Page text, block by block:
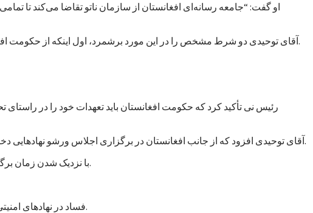
او گفت: “جامعه رسانه‌ای افغانستان از سازمان ناتو تقاضا می‌کند تا
آقای توحیدی دو شرط مشخص را در این مورد برشمرد، اول اینکه از حکومت افغانستان خواسته شود که عاملان خشونت علیه خبرنگاران را مجازات کند و دوم از رسانه‌های آزاد حمایت مالی و معنوی به عمل آورد.
رئیس نی تأکید کرد که حکومت افغانستان باید تعهدات خود را در
آقای توحیدی افزود که از جانب افغانستان در برگزاری اجلاس ورشو نهادهایی دخالت دارند که خود به اشکال گوناگون و غیرمستقیم در پی اعمال “سانسور و محدودیت” در فعالیت‌های رسانه‌ای در افغانستان هستند.
با نزدیک شدن زمان برگزاری اجلاس ورشو، نهادها و گروه‌های مختلف در پی اعمال فشار بر حکومت افغانستان برآمده‌اند تا به مسائل داخلی بیشتر توجه کند.
فساد در نهادهای امنیتی و دفاعی انگشت گذاشت و آن را خطر اصلی در افغانستان عنوان کرد. این سازمان از حکومت خواست که به این امر توجه جدی کند.